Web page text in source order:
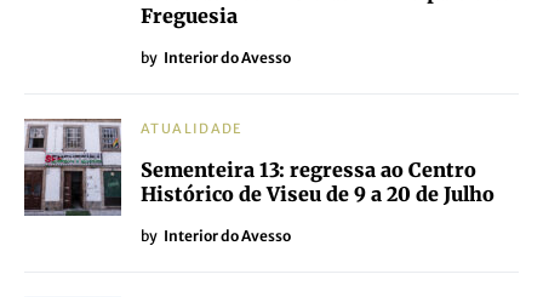
Freguesia
by Interior do Avesso
ATUALIDADE
Sementeira 13: regressa ao Centro
Histórico de Viseu de 9 a 20 de Julho
by Interior do Avesso